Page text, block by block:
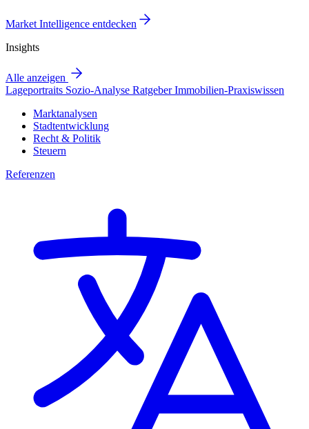
Market Intelligence entdecken
Insights
Alle anzeigen
Lageportraits Sozio-Analyse RatgeberImmobilien-Praxiswissen
Marktanalysen
Stadtentwicklung
Recht & Politik
Steuern
Referenzen